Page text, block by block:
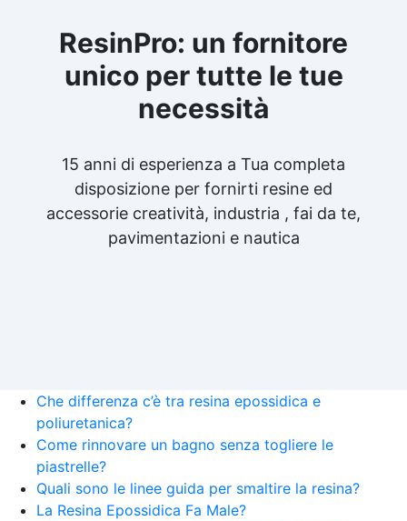
ResinPro: un fornitore
unico per tutte le tue
necessità
15 anni di esperienza a Tua completa
disposizione per fornirti resine ed
accessorie creatività, industria , fai da te,
pavimentazioni e nautica
Che differenza c’è tra resina epossidica e
poliuretanica?
Come rinnovare un bagno senza togliere le
piastrelle?
Quali sono le linee guida per smaltire la resina?
La Resina Epossidica Fa Male?